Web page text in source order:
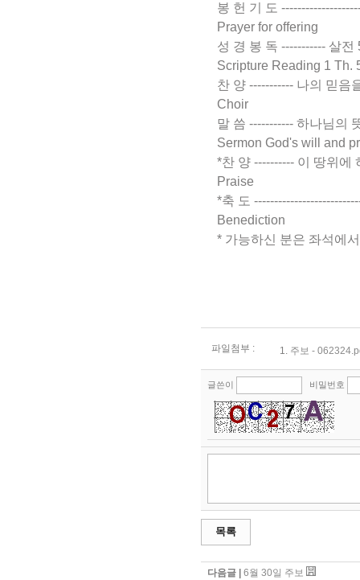
봉 헌 기 도
Prayer for offering
성 경 봉 독 ----------- 살전
Scripture Reading 1 Th.
찬 양 ----------- 나의 믿음
Choir
말 씀 ----------- 하나님의
Sermon God's will and
*찬 양 ---------- 이 땅위에
Praise
*축 도
Benediction
* 가능하신 분은 좌석에
파일첨부 : 1. 주보 -
글쓴이 비밀번호
목록
다음글 | 6월 30일 주보